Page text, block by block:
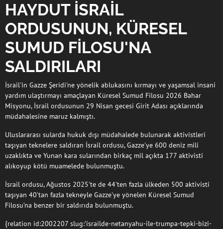
HAYDUT İSRAİL
ORDUSUNUN, KÜRESEL
SUMUD FİLOSU'NA
SALDIRILARI
İsrail'in Gazze Şeridi'ne yönelik ablukasını kırmayı ve yaşamsal insani
yardım ulaştırmayı amaçlayan Küresel Sumud Filosu 2026 Bahar
Misyonu, İsrail ordusunun 29 Nisan gecesi Girit Adası açıklarında
müdahalesine maruz kalmıştı.
Uluslararası sularda hukuk dışı müdahalede bulunarak aktivistleri
taşıyan teknelere saldıran İsrail ordusu, Gazze'ye 600 deniz mili
uzaklıkta ve Yunan kara sularından birkaç mil açıkta 177 aktivisti
alıkoyup kötü muamelede bulunmuştu.
İsrail ordusu, Ağustos 2025'te de 44'ten fazla ülkeden 500 aktivisti
taşıyan 40'tan fazla tekneyle Gazze'ye yönelen Küresel Sumud
Filosu’na benzer bir saldırıda bulunmuştu.
{relation id:2002207 slug:'israilde-netanyahu-ile-trumpa-tepki-bizi-